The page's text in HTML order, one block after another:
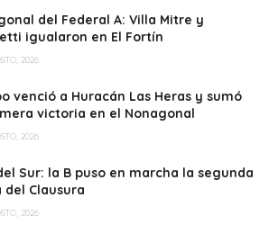
del Federal A: Villa Mitre y
igualaron en El Fortín
2026
venció a Huracán Las Heras y sumó
victoria en el Nonagonal
2026
Sur: la B puso en marcha la segunda
Clausura
2026